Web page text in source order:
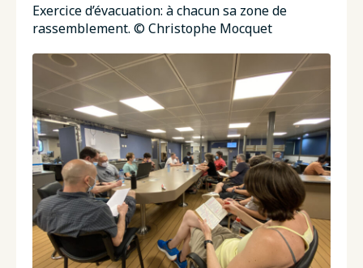
Exercice d’évacuation: à chacun sa zone de
rassemblement. © Christophe Mocquet